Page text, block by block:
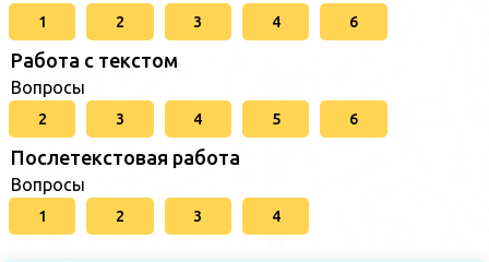
1 2 3 4 6
Работа с текстом
Вопросы
2 3 4 5 6
Послетекстовая работа
Вопросы
1 2 3 4